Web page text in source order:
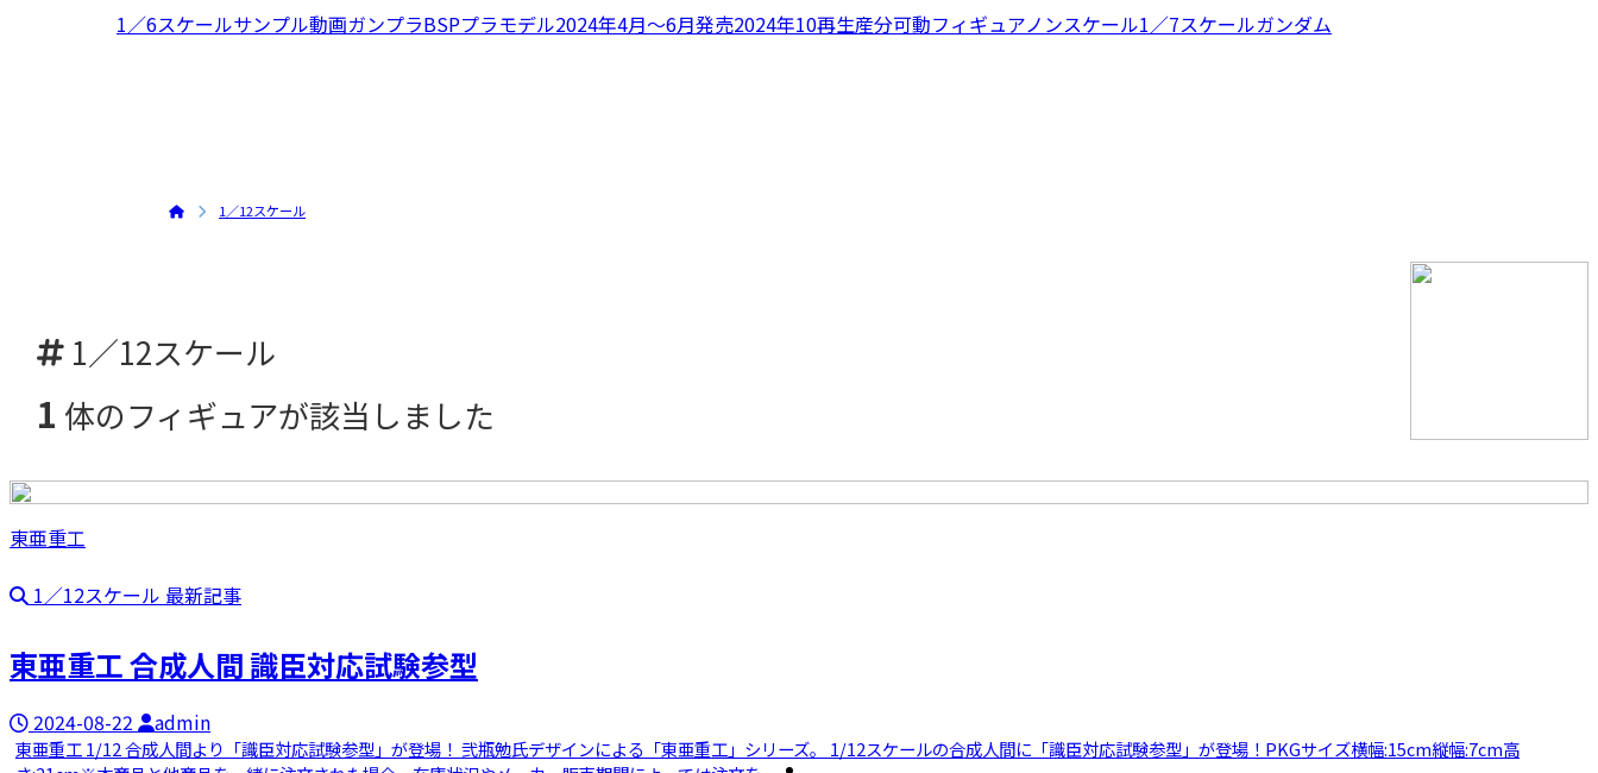
1／6スケールサンプル動画ガンプラBSPプラモデル2024年4月〜6月発売2024年10再生産分可動フィギュアノンスケール1／7スケールガンダム
1／12スケール
1／12スケール
1 体のフィギュアが該当しました
東亜重工
1／12スケール 最新記事
東亜重工 合成人間 識臣対応試験参型
2024-08-22 admin
東亜重工 1/12 合成人間より「識臣対応試験参型」が登場！ 弐瓶勉氏デザインによる「東亜重工」シリーズ。 1/12スケールの合成人間に「識臣対応試験参型」が登場！PKGサイズ横幅:15cm縦幅:7cm高